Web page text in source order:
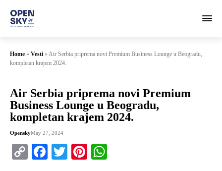
Home » Vesti »Air Serbia priprema novi Premium Business Lounge u Beogradu,
kompletan krajem 2024.
Air Serbia priprema novi Premium
Business Lounge u Beogradu,
kompletan krajem 2024.
OpenskyMay 27, 2024
CopyFacebook
TwitterPinterest